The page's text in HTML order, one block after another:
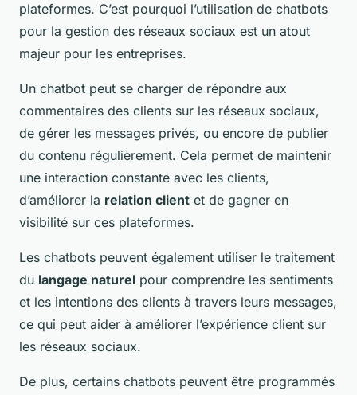
plateformes. C’est pourquoi l’utilisation de chatbots
pour la gestion des réseaux sociaux est un atout
majeur pour les entreprises.
Un chatbot peut se charger de répondre aux
commentaires des clients sur les réseaux sociaux,
de gérer les messages privés, ou encore de publier
du contenu régulièrement. Cela permet de maintenir
une interaction constante avec les clients,
d’améliorer la relation client et de gagner en
visibilité sur ces plateformes.
Les chatbots peuvent également utiliser le traitement
du langage naturel pour comprendre les sentiments
et les intentions des clients à travers leurs messages,
ce qui peut aider à améliorer l’expérience client sur
les réseaux sociaux.
De plus, certains chatbots peuvent être programmés